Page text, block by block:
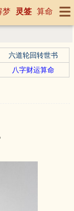
梦 灵签 算命
六道轮回转世书
八字财运算命